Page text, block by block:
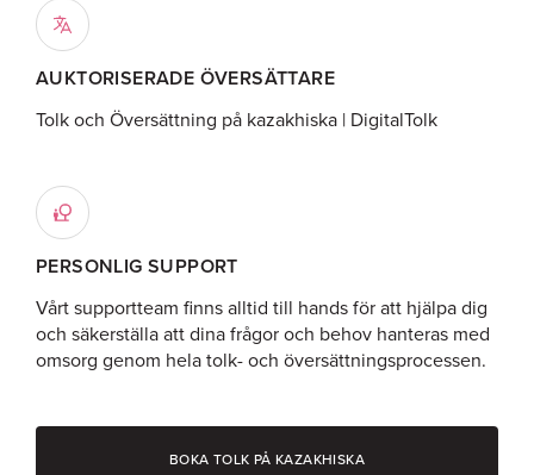
AUKTORISERADE ÖVERSÄTTARE
Tolk och Översättning på kazakhiska | DigitalTolk
PERSONLIG SUPPORT
Vårt supportteam finns alltid till hands för att hjälpa dig
och säkerställa att dina frågor och behov hanteras med
omsorg genom hela tolk- och översättningsprocessen.
BOKA TOLK PÅ KAZAKHISKA